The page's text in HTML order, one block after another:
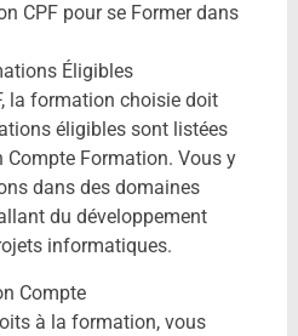
CPF pour se Former dans
Éligibles
la formation choisie doit
éligibles sont listées
Formation. Vous y
dans des domaines
du développement
informatiques.
Compte
à la formation, vous